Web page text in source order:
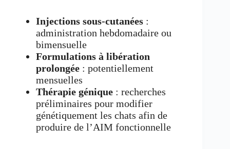
Injections sous-cutanées :
administration hebdomadaire ou
bimensuelle
Formulations à libération
prolongée : potentiellement
mensuelles
Thérapie génique : recherches
préliminaires pour modifier
génétiquement les chats afin de
produire de l’AIM fonctionnelle